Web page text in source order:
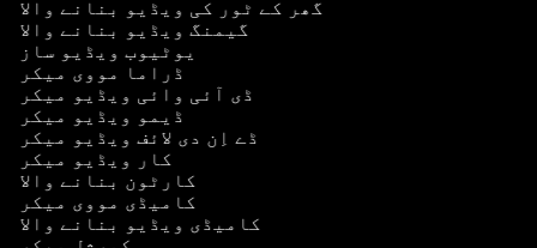
گھر کے ٹور کی ویڈیو بنانے والا
گیمنگ ویڈیو بنانے والا
یوٹیوب ویڈیو ساز
ڈراما مووی میکر
ڈی آئی وائی ویڈیو میکر
ڈیمو ویڈیو میکر
ڈے اِن دی لائف ویڈیو میکر
کار ویڈیو میکر
کارٹون بنانے والا
کامیڈی مووی میکر
کامیڈی ویڈیو بنانے والا